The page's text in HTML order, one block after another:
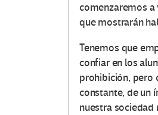
comenzaremos
que mostrarán
Tenemos que
confiar en los
prohibición, pero
constante, de un
nuestra sociedad